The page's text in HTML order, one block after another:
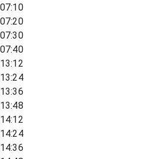
07:10
07:20
07:30
07:40
13:12
13:24
13:36
13:48
14:12
14:24
14:36